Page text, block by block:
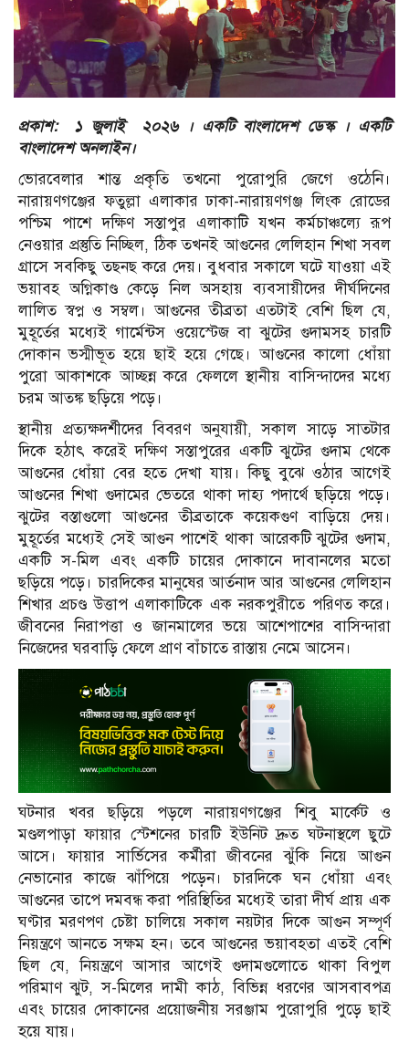
প্রকাশ: ১ জুলাই ২০২৬ । একটি বাংলাদেশ ডেস্ক । একটি
বাংলাদেশ অনলাইন।
ভোরবেলার শান্ত প্রকৃতি তখনো পুরোপুরি জেগে ওঠেনি।
নারায়ণগঞ্জের ফতুল্লা এলাকার ঢাকা-নারায়ণগঞ্জ লিংক রোডের
পশ্চিম পাশে দক্ষিণ সস্তাপুর এলাকাটি যখন কর্মচাঞ্চল্যে রূপ
নেওয়ার প্রস্তুতি নিচ্ছিল, ঠিক তখনই আগুনের লেলিহান শিখা সবল
গ্রাসে সবকিছু তছনছ করে দেয়। বুধবার সকালে ঘটে যাওয়া এই
ভয়াবহ অগ্নিকাণ্ড কেড়ে নিল অসহায় ব্যবসায়ীদের দীর্ঘদিনের
লালিত স্বপ্ন ও সম্বল। আগুনের তীব্রতা এতটাই বেশি ছিল যে,
মুহূর্তের মধ্যেই গার্মেন্টস ওয়েস্টেজ বা ঝুটের গুদামসহ চারটি
দোকান ভস্মীভূত হয়ে ছাই হয়ে গেছে। আগুনের কালো ধোঁয়া
পুরো আকাশকে আচ্ছন্ন করে ফেললে স্থানীয় বাসিন্দাদের মধ্যে
চরম আতঙ্ক ছড়িয়ে পড়ে।
স্থানীয় প্রত্যক্ষদর্শীদের বিবরণ অনুযায়ী, সকাল সাড়ে সাতটার
দিকে হঠাৎ করেই দক্ষিণ সস্তাপুরের একটি ঝুটের গুদাম থেকে
আগুনের ধোঁয়া বের হতে দেখা যায়। কিছু বুঝে ওঠার আগেই
আগুনের শিখা গুদামের ভেতরে থাকা দাহ্য পদার্থে ছড়িয়ে পড়ে।
ঝুটের বস্তাগুলো আগুনের তীব্রতাকে কয়েকগুণ বাড়িয়ে দেয়।
মুহূর্তের মধ্যেই সেই আগুন পাশেই থাকা আরেকটি ঝুটের গুদাম,
একটি স-মিল এবং একটি চায়ের দোকানে দাবানলের মতো
ছড়িয়ে পড়ে। চারদিকের মানুষের আর্তনাদ আর আগুনের লেলিহান
শিখার প্রচণ্ড উত্তাপ এলাকাটিকে এক নরকপুরীতে পরিণত করে।
জীবনের নিরাপত্তা ও জানমালের ভয়ে আশেপাশের বাসিন্দারা
নিজেদের ঘরবাড়ি ফেলে প্রাণ বাঁচাতে রাস্তায় নেমে আসেন।
ঘটনার খবর ছড়িয়ে পড়লে নারায়ণগঞ্জের শিবু মার্কেট ও
মণ্ডলপাড়া ফায়ার স্টেশনের চারটি ইউনিট দ্রুত ঘটনাস্থলে ছুটে
আসে। ফায়ার সার্ভিসের কর্মীরা জীবনের ঝুঁকি নিয়ে আগুন
নেভানোর কাজে ঝাঁপিয়ে পড়েন। চারদিকে ঘন ধোঁয়া এবং
আগুনের তাপে দমবন্ধ করা পরিস্থিতির মধ্যেই তারা দীর্ঘ প্রায় এক
ঘণ্টার মরণপণ চেষ্টা চালিয়ে সকাল নয়টার দিকে আগুন সম্পূর্ণ
নিয়ন্ত্রণে আনতে সক্ষম হন। তবে আগুনের ভয়াবহতা এতই বেশি
ছিল যে, নিয়ন্ত্রণে আসার আগেই গুদামগুলোতে থাকা বিপুল
পরিমাণ ঝুট, স-মিলের দামী কাঠ, বিভিন্ন ধরণের আসবাবপত্র
এবং চায়ের দোকানের প্রয়োজনীয় সরঞ্জাম পুরোপুরি পুড়ে ছাই
হয়ে যায়।